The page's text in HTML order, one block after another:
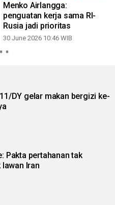
Menko Airlangga:
penguatan kerja sama RI-
Rusia jadi prioritas
30 June 2026 10:46 WIB
DY gelar makan bergizi ke-
Pakta pertahanan tak
lawan Iran